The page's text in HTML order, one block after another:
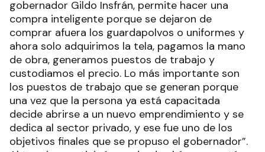
gobernador Gildo Insfrán, permite hacer una
compra inteligente porque se dejaron de
comprar afuera los guardapolvos o uniformes y
ahora solo adquirimos la tela, pagamos la mano
de obra, generamos puestos de trabajo y
custodiamos el precio. Lo más importante son
los puestos de trabajo que se generan porque
una vez que la persona ya está capacitada
decide abrirse a un nuevo emprendimiento y se
dedica al sector privado, y ese fue uno de los
objetivos finales que se propuso el gobernador”.